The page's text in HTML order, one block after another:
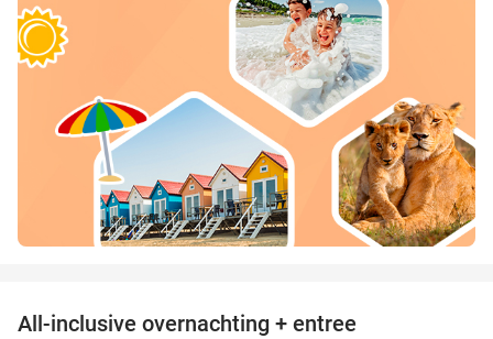
All-inclusive overnachting + entree